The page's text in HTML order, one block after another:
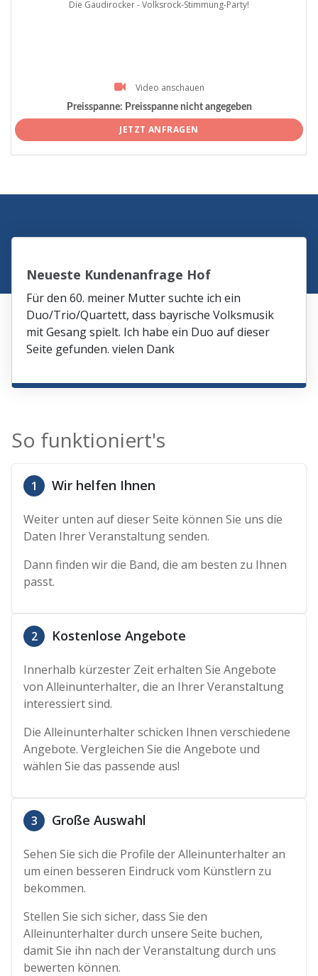
Die Gaudirocker - Volksrock-Stimmung-Party!
Video anschauen
Preisspanne: Preisspanne nicht angegeben
JETZT ANFRAGEN
Neueste Kundenanfrage Hof
Für den 60. meiner Mutter suchte ich ein
Duo/Trio/Quartett, dass bayrische Volksmusik
mit Gesang spielt. Ich habe ein Duo auf dieser
Seite gefunden. vielen Dank
So funktioniert's
1 Wir helfen Ihnen
Weiter unten auf dieser Seite können Sie uns die
Daten Ihrer Veranstaltung senden.
Dann finden wir die Band, die am besten zu Ihnen
passt.
2 Kostenlose Angebote
Innerhalb kürzester Zeit erhalten Sie Angebote
von Alleinunterhalter, die an Ihrer Veranstaltung
interessiert sind.
Die Alleinunterhalter schicken Ihnen verschiedene
Angebote. Vergleichen Sie die Angebote und
wählen Sie das passende aus!
3 Große Auswahl
Sehen Sie sich die Profile der Alleinunterhalter an
um einen besseren Eindruck vom Künstlern zu
bekommen.
Stellen Sie sich sicher, dass Sie den
Alleinunterhalter durch unsere Seite buchen,
damit Sie ihn nach der Veranstaltung durch uns
bewerten können.